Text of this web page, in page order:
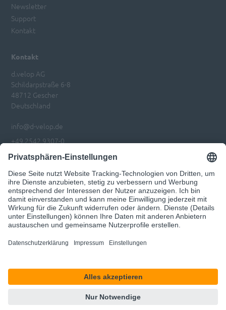
Kontakt
d.velop AG
Schildarpstraße 6-8
48712 Gescher
Deutschland
info@d-velop.de
+49 2542 9307-0
Newsletter
Support
Kontakt
Impressum
© 2026 d.velop
Unser Angebot richtet sich ausschließlich an Geschäftskunden.